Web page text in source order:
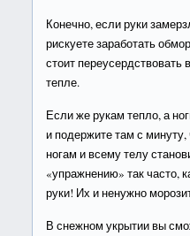
Конечно, если руки
рискуете заработать
стоит переусердствовать
тепле.
Если же рукам тепло, а
и подержите там с минуту,
ногам и всему телу
«упражнению» так часто,
руки! Их и ненужно
В снежном укрытии вы